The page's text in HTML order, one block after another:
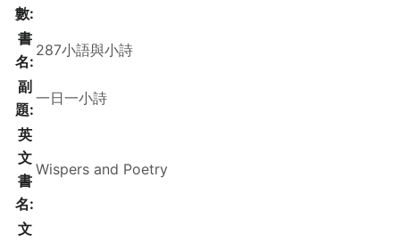
數:
書
名:
副
題:
英
文
書
名:
文